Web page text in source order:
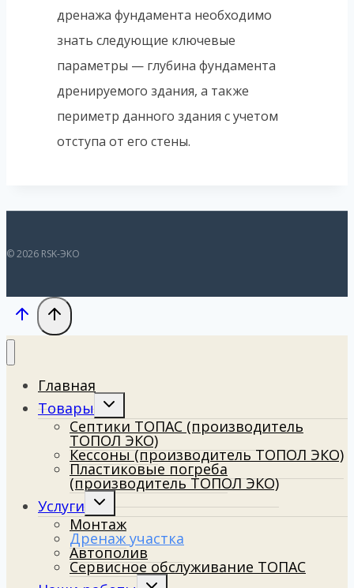
дренажа фундамента необходимо
знать следующие ключевые
параметры — глубина фундамента
дренируемого здания, а также
периметр данного здания с учетом
отступа от его стены.
© 2026 RSK-ЭКО
Главная
Товары
Toggle
menu
Септики ТОПАС (производитель
ТОПОЛ ЭКО)
Кессоны (производитель ТОПОЛ ЭКО)
Пластиковые погреба
(производитель ТОПОЛ ЭКО)
Услуги
Toggle
menu
Монтаж
Дренаж участка
Автополив
Сервисное обслуживание ТОПАС
Toggle